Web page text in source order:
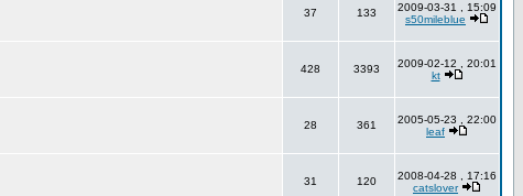
37 133
2009-03-31 , 15:09
s50mileblue
428 3393
2009-02-12 , 20:01
kt
28 361
2005-05-23 , 22:00
leaf
31 120
2008-04-28 , 17:16
catslover